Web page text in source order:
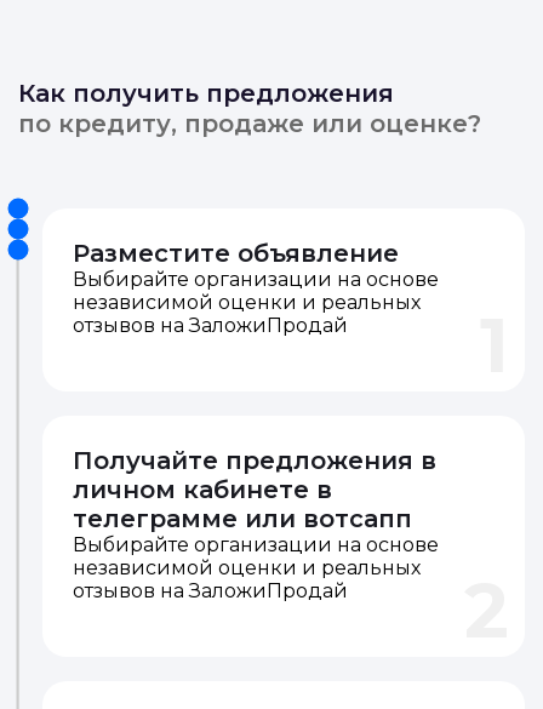
Как получить предложения
по кредиту, продаже или оценке?
Разместите объявление
Выбирайте организации на основе
независимой оценки и реальных
отзывов на ЗаложиПродай
Получайте предложения в
личном кабинете в
телеграмме или вотсапп
Выбирайте организации на основе
независимой оценки и реальных
отзывов на ЗаложиПродай